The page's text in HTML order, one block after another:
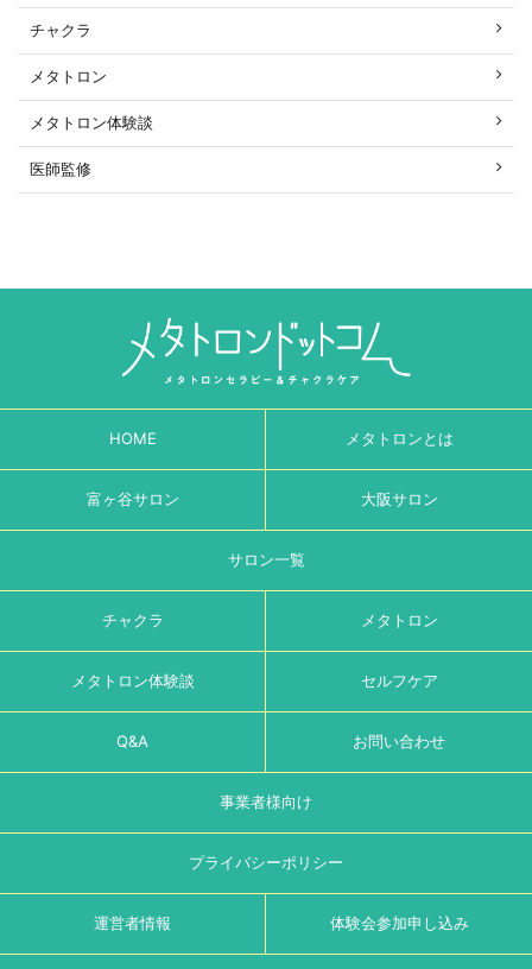
チャクラ
メタトロン
メタトロン体験談
医師監修
HOME メタトロンとは
富ヶ谷サロン 大阪サロン
サロン一覧
チャクラ メタトロン
メタトロン体験談 セルフケア
Q&A お問い合わせ
事業者様向け
プライバシーポリシー
運営者情報 体験会参加申し込み